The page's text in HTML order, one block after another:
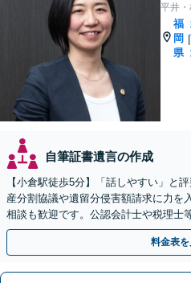
平井
福
岡
県
|
自筆証書遺言の作成
【小倉駅徒歩5分】「話しやすい」と
産分割協議や遺留分侵害額請求に力を
相談も歓迎です。公認会計士や税理士
解決を全力でサポートいたします。ま
料金表を